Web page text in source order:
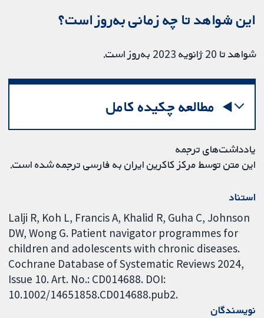
این شواهد تا چه زمانی به‌روز است؟
شواهد تا 20 ژانویه 2023 به‌روز است.
مطالعه چکیده کامل
یادداشت‌های ترجمه
این متن توسط مرکز کاکرین ایران به فارسی ترجمه شده است.
استناد
Lalji R, Koh L, Francis A, Khalid R, Guha C, Johnson
DW, Wong G. Patient navigator programmes for
children and adolescents with chronic diseases.
Cochrane Database of Systematic Reviews 2024,
Issue 10. Art. No.: CD014688. DOI:
10.1002/14651858.CD014688.pub2.
نویسندگان